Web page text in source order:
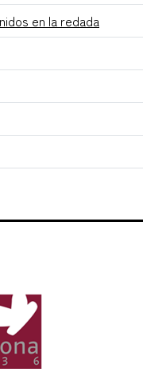
en la redada